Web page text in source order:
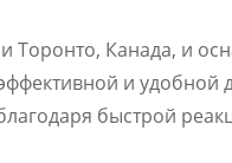
Канада, и
и
быстрой